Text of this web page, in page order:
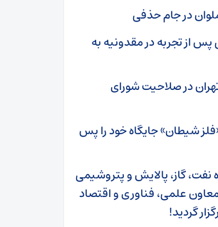
در جام حذفی
پس از تجربه در مقدونیه به
در صلاحیت شورای
شیطان» جایگاه خود را پس
گاز، پالایش و پتروشیمی
علمی، فناوری و اقتصاد
گردید!